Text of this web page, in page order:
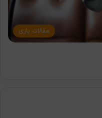
مقالات بازی